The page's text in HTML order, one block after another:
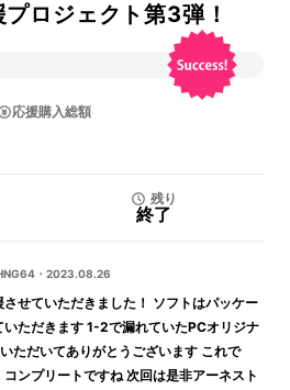
ロジェクト第3弾！
応援購入総額
残り
終了
・ 2023.08.26
せていただきました！ ソフトはパッケー
いただきます 1-2で漏れていたPCオリジナ
ただいてありがとうございます これで
ンプリートですね 次回は是非アーネスト